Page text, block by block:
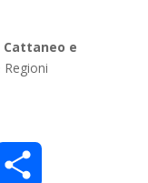
Cattaneo e
Regioni